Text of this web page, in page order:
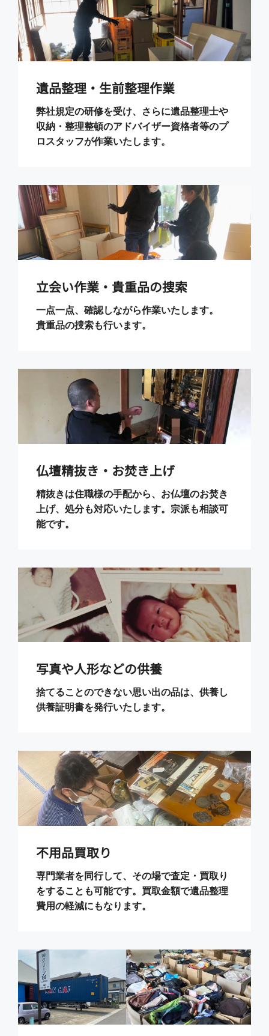
遺品整理・生前整理作業
弊社規定の研修を受け、さらに遺品整理士や
収納・整理整頓のアドバイザー資格者等のプ
ロスタッフが作業いたします。
立会い作業・貴重品の捜索
一点一点、確認しながら作業いたします。
貴重品の捜索も行います。
仏壇精抜き・お焚き上げ
精抜きは住職様の手配から、お仏壇のお焚き
上げ、処分も対応いたします。宗派も相談可
能です。
写真や人形などの供養
捨てることのできない思い出の品は、供養し
供養証明書を発行いたします。
不用品買取り
専門業者を同行して、その場で査定・買取り
をすることも可能です。買取金額で遺品整理
費用の軽減にもなります。